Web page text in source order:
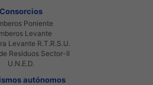
Consorcios
Poniente
Levante
Levante R.T.R.S.U.
Residuos Sector-II
U.N.E.D.
autónomos